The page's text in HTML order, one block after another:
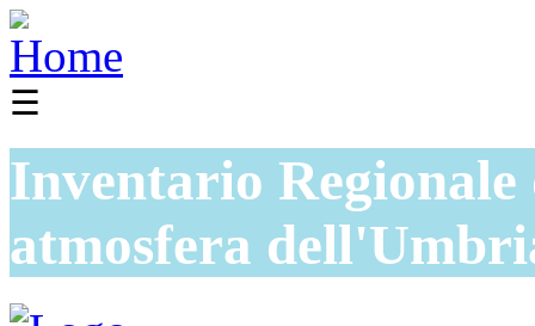
☰
Inventario
atmosfera